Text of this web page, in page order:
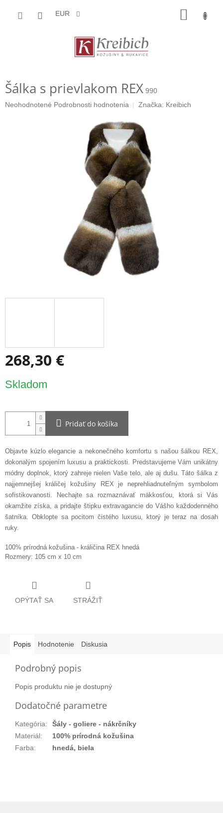
EUR
Šálka ​​s prievlakom REX 990
Priemerné
Neohodnotené Podrobnosti hodnotenia Značka: Kreibich
268,30 €
cena:
Skladom
Pridať do košíka
Objavte kúzlo elegancie a nekonečného komfortu s našou šálkou REX,
dokonalým spojením luxusu a praktickosti. Predstavujeme Vám unikátny
módny doplnok, ktorý zahreje nielen Vaše telo, ale aj dušu. Táto šálka z
najjemnejšej králičej kožušiny REX je neprehliadnuteľným symbolom
sofistikovanosti. Nechajte sa rozmaznávať mäkkosťou, ktorá si Vás
okamžite získa, a pridajte štipku extravagancie do Vášho každodenného
šatníka. Obklopte sa pocitom čistého luxusu, ktorý je teraz na dosah
ruky.
100% prírodná kožušina - králičina REX hnedá
Rozmery: 105 cm x 10 cm
OPÝTAŤ SA STRÁŽIŤ
Popis Hodnotenie Diskusia
Podrobný popis
Popis produktu nie je dostupný
Dodatočné parametre
Kategória:
Šály - goliere - nákrčníky
Materiál:
100% prírodná kožušina
Farba: hnedá, biela